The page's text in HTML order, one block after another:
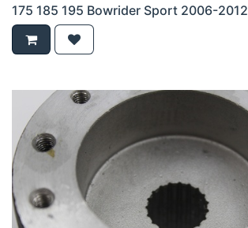
175 185 195 Bowrider Sport 2006-2012